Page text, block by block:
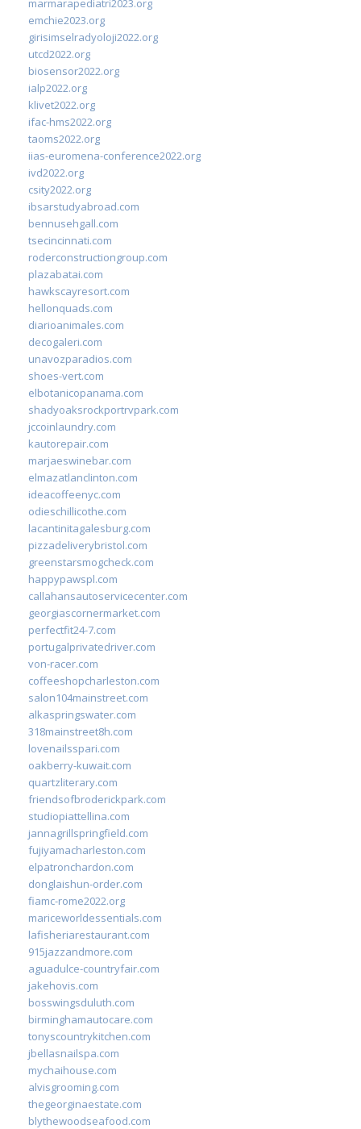
emchie2023.org
girisimselradyoloji2022.org
utcd2022.org
biosensor2022.org
ialp2022.org
klivet2022.org
ifac-hms2022.org
taoms2022.org
iias-euromena-conference2022.org
ivd2022.org
csity2022.org
ibsarstudyabroad.com
bennusehgall.com
tsecincinnati.com
roderconstructiongroup.com
plazabatai.com
hawkscayresort.com
hellonquads.com
diarioanimales.com
decogaleri.com
unavozparadios.com
shoes-vert.com
elbotanicopanama.com
shadyoaksrockportrvpark.com
jccoinlaundry.com
kautorepair.com
marjaeswinebar.com
elmazatlanclinton.com
ideacoffeenyc.com
odieschillicothe.com
lacantinitagalesburg.com
pizzadeliverybristol.com
greenstarsmogcheck.com
happypawspl.com
callahansautoservicecenter.com
georgiascornermarket.com
perfectfit24-7.com
portugalprivatedriver.com
von-racer.com
coffeeshopcharleston.com
salon104mainstreet.com
alkaspringswater.com
318mainstreet8h.com
lovenailsspari.com
oakberry-kuwait.com
quartzliterary.com
friendsofbroderickpark.com
studiopiattellina.com
jannagrillspringfield.com
fujiyamacharleston.com
elpatronchardon.com
donglaishun-order.com
fiamc-rome2022.org
mariceworldessentials.com
lafisheriarestaurant.com
915jazzandmore.com
aguadulce-countryfair.com
jakehovis.com
bosswingsduluth.com
birminghamautocare.com
tonyscountrykitchen.com
jbellasnailspa.com
mychaihouse.com
alvisgrooming.com
thegeorginaestate.com
blythewoodseafood.com